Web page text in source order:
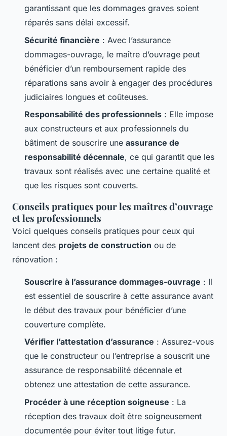
garantissant que les dommages graves soient
réparés sans délai excessif.
Sécurité financière : Avec l’assurance
dommages-ouvrage, le maître d’ouvrage peut
bénéficier d’un remboursement rapide des
réparations sans avoir à engager des procédures
judiciaires longues et coûteuses.
Responsabilité des professionnels : Elle impose
aux constructeurs et aux professionnels du
bâtiment de souscrire une assurance de
responsabilité décennale, ce qui garantit que les
travaux sont réalisés avec une certaine qualité et
que les risques sont couverts.
Conseils pratiques pour les maîtres d’ouvrage
et les professionnels
Voici quelques conseils pratiques pour ceux qui
lancent des projets de construction ou de
rénovation :
Souscrire à l’assurance dommages-ouvrage : Il
est essentiel de souscrire à cette assurance avant
le début des travaux pour bénéficier d’une
couverture complète.
Vérifier l’attestation d’assurance : Assurez-vous
que le constructeur ou l’entreprise a souscrit une
assurance de responsabilité décennale et
obtenez une attestation de cette assurance.
Procéder à une réception soigneuse : La
réception des travaux doit être soigneusement
documentée pour éviter tout litige futur.